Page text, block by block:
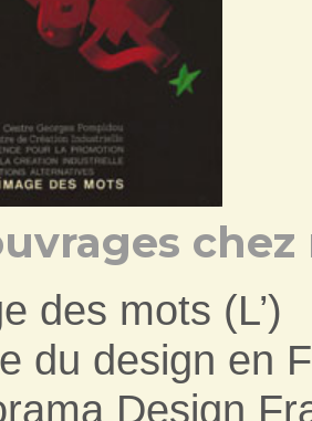
chez
des mots (L’)
du design en
Design